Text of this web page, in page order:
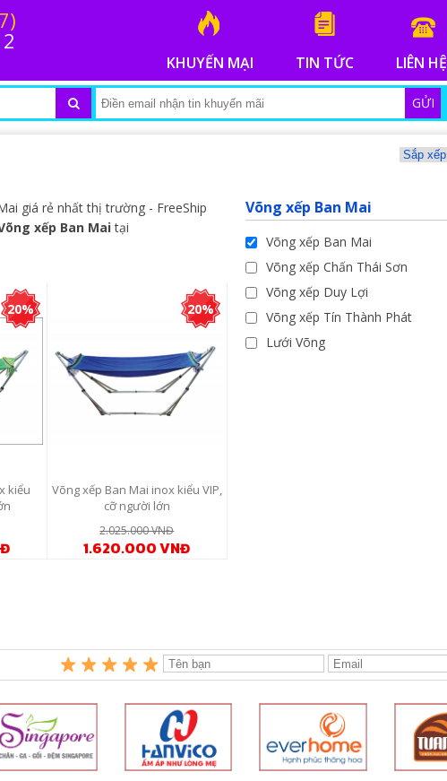
KHUYẾN MẠI TIN TỨC LIÊN HỆ
GỬI
giá rẻ nhất thị trường - FreeShip
xếp Ban Maitại
20%
kiểu
20%
Võng xếp Ban Mai inox kiểu VIP,
cỡ người lớn
2.025.000 VNĐ
1.620.000 VNĐ
Võng xếp Ban Mai
Võng xếp Ban Mai
Võng xếp Chấn Thái Sơn
Võng xếp Duy Lợi
Võng xếp Tín Thành Phát
Lưới Võng